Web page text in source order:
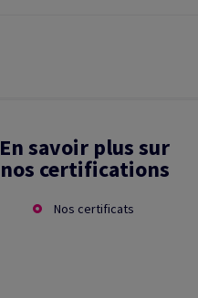
En savoir plus sur
nos certifications
Nos certificats